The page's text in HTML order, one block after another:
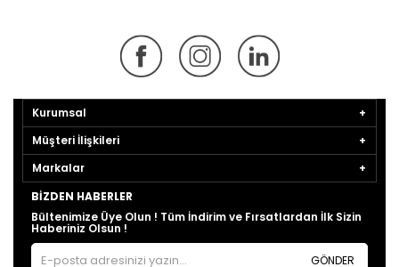
Kurumsal
Müşteri İlişkileri
Markalar
BIZDEN HABERLER
Bültenimize Üye Olun ! Tüm İndirim ve Fırsatlardan İlk Sizin
Haberiniz Olsun !
GÖNDER